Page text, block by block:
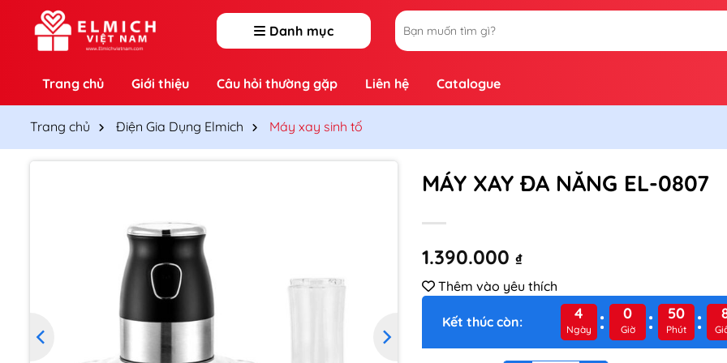
Chuyển
Danh mục
Tìm
kiếm:
Trang chủ Giới thiệu Câu hỏi thường gặp Liên hệ Catalogue
Trang chủ Điện Gia Dụng Elmich Máy xay sinh tố
MÁY XAY ĐA NĂNG EL-0807
1.390.000₫
Kết thúc còn: 4
Ngày
0
Giờ
50
Phút
Thêm vào yêu thích